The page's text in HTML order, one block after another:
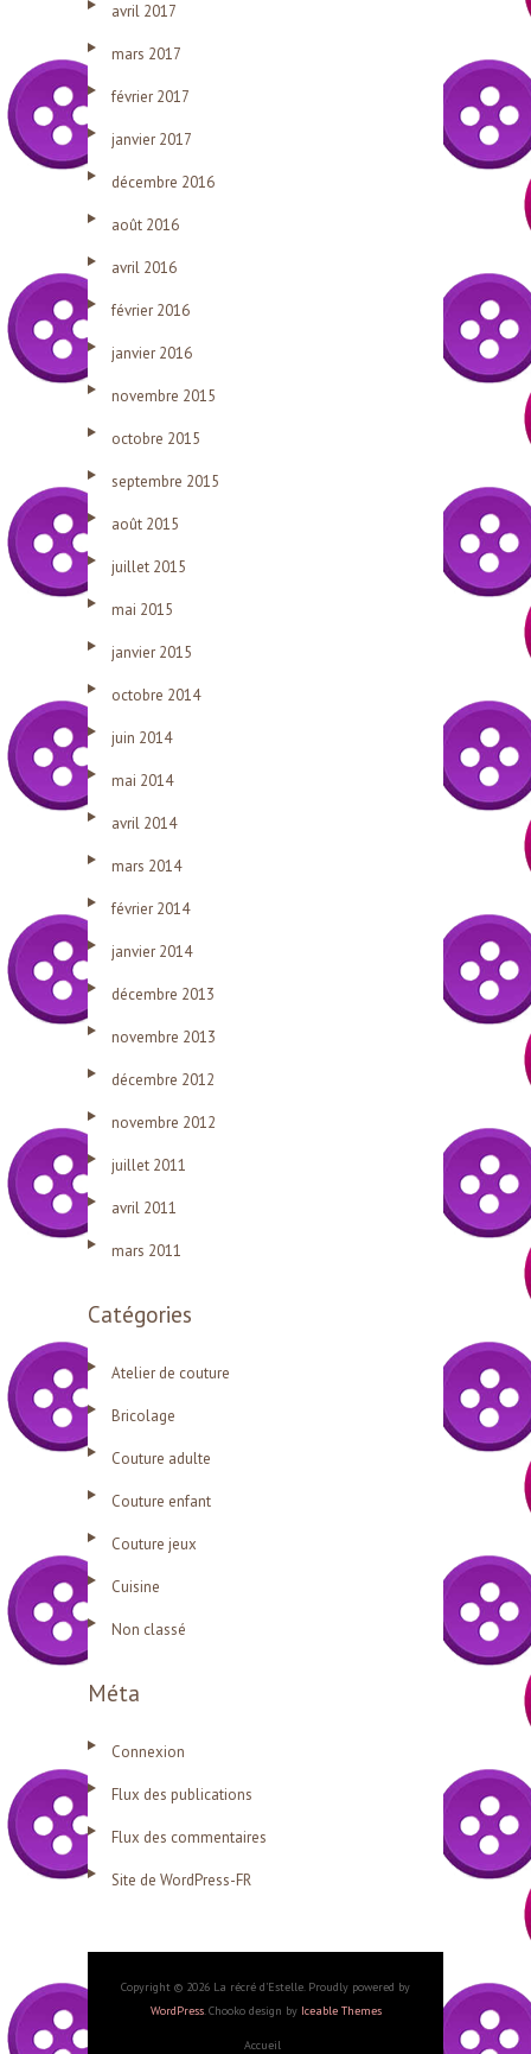
avril 2017
mars 2017
février 2017
janvier 2017
décembre 2016
août 2016
avril 2016
février 2016
janvier 2016
novembre 2015
octobre 2015
septembre 2015
août 2015
juillet 2015
mai 2015
janvier 2015
octobre 2014
juin 2014
mai 2014
avril 2014
mars 2014
février 2014
janvier 2014
décembre 2013
novembre 2013
décembre 2012
novembre 2012
juillet 2011
avril 2011
mars 2011
Catégories
Atelier de couture
Bricolage
Couture adulte
Couture enfant
Couture jeux
Cuisine
Non classé
Méta
Connexion
Flux des publications
Flux des commentaires
Site de WordPress-FR
Copyright © 2026 La récré d'Estelle. Proudly powered by
WordPress. Chooko design by Iceable Themes
Accueil